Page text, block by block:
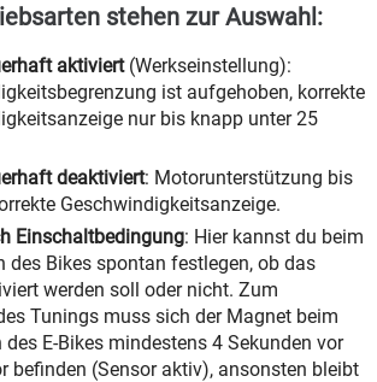
stehen zur Auswahl:
aktiviert(Werkseinstellung):
ist aufgehoben, korrekte
nur bis knapp unter 25
deaktiviert: Motorunterstützung bis
Geschwindigkeitsanzeige.
Einschaltbedingung: Hier kannst du beim
des Bikes spontan festlegen, ob das
werden soll oder nicht. Zum
Tunings muss sich der Magnet beim
E-Bikes mindestens 4 Sekunden vor
befinden (Sensor aktiv), ansonsten bleibt